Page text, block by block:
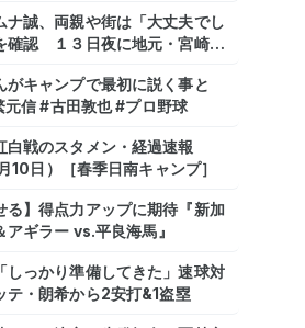
ナ誠、両親や街は「大丈夫でし
確認 １３日夜に地元・宮崎県
がキャンプで最初に説く事と
信 #古田敦也 #プロ野球
白戦のスタメン・経過速報
10日）［春季日南キャンプ］
る】得点力アップに期待『新加
アギラー vs.平良海馬』
しっかり準備してきた」速球対
テ・朗希から2安打&1盗塁